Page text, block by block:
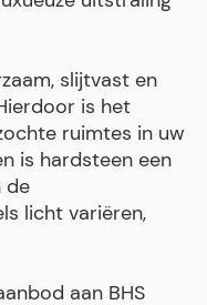
slijtvast en
is het
ruimtes in uw
is hardsteen een
de
licht variëren,
aan BHS